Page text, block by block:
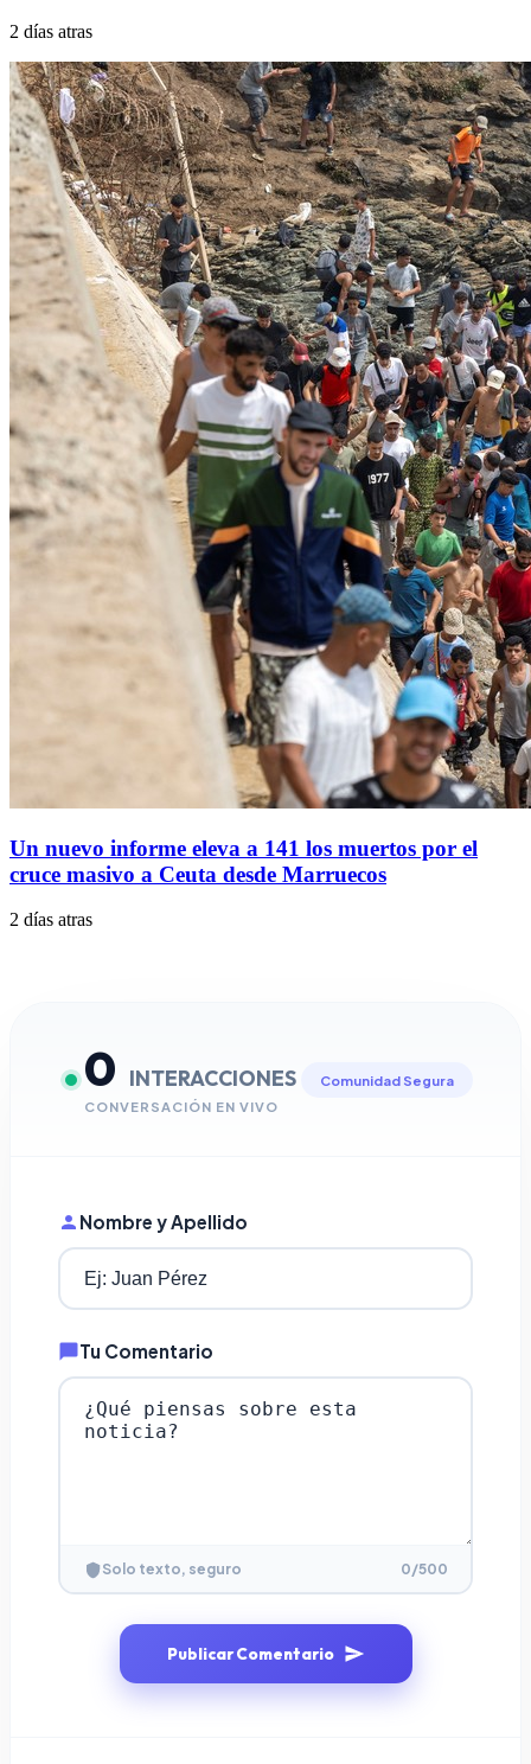
2 días atras
Un nuevo informe eleva a 141 los muertos por el
cruce masivo a Ceuta desde Marruecos
2 días atras
0 INTERACCIONES
CONVERSACIÓN EN VIVO
Comunidad Segura
Nombre y Apellido
Tu Comentario
Solo texto, seguro 0/500
Publicar Comentario